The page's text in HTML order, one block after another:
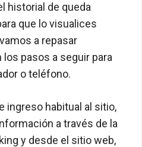
historial de queda
que lo visualices
a repasar
pasos a seguir para
o teléfono.
ingreso habitual al sitio,
a través de la
y desde el sitio web,